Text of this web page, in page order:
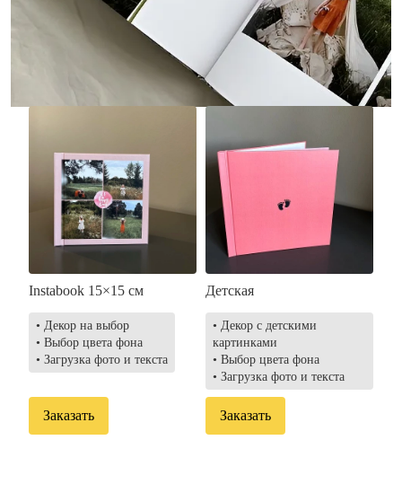
• Загрузка фото и текста
• Выбор цвета фона
• Загрузка фото и текста
Instabook 15×15 см
• Декор на выбор
• Выбор цвета фона
• Загрузка фото и текста
Заказать
Детская
• Декор с детскими
картинками
• Выбор цвета фона
• Загрузка фото и текста
Заказать